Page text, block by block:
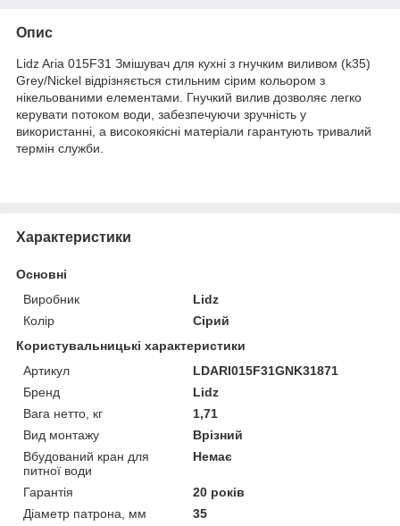
Опис
Lidz Aria 015F31 Змішувач для кухні з гнучким виливом (k35)
Grey/Nickel відрізняється стильним сірим кольором з
нікельованими елементами. Гнучкий вилив дозволяє легко
керувати потоком води, забезпечуючи зручність у
використанні, а високоякісні матеріали гарантують тривалий
термін служби.
Характеристики
Основні
Виробник
Lidz
Колір
Сірий
Користувальницькі характеристики
Артикул
LDARI015F31GNK31871
Бренд
Lidz
Вага нетто, кг
1,71
Вид монтажу
Врізний
Вбудований кран для
питної води
Немає
Гарантія
20 років
Діаметр патрона, мм
35